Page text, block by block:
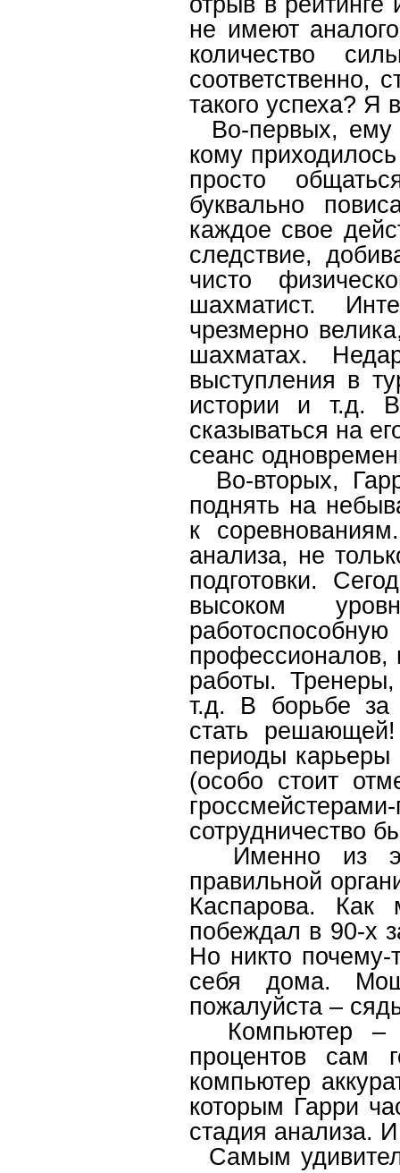
не имеют
количество
соответственно,
такого успеха? Я
Во-первых, ему
кому
просто
буквально
каждое свое
следствие,
чисто
шахматист.
чрезмерно
шахматах.
выступления в
истории и т.д. В
сказываться на
сеанс
Во-вторых,
поднять на
к
анализа, не
подготовки.
высоком
профессионалов,
работы.
т.д. В борьбе
стать
периоды карьеры
(особо стоит
сотрудничество
Именно из
правильной
Каспарова.
побеждал в 90-х
Но никто
себя дома.
пожалуйста –
Компьютер –
процентов сам
компьютер
которым Гарри
стадия анализа.
Самым